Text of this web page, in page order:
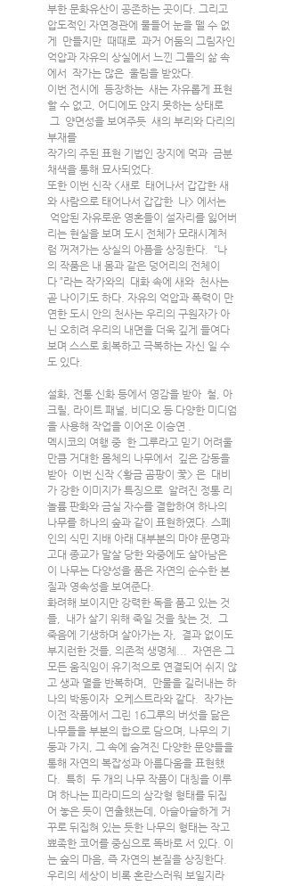
부한 문화유산이 공존하는 곳이다. 그리고
압도적인 자연경관에 물들어 눈을 뗄 수 없
게  만들지만  때때로  과거 어둠의 그림자인
억압과 자유의 상실에서 느낀 그들의 삶 속
에서  작가는 많은  울림을 받았다.
이번 전시에  등장하는  새는 자유롭게 표현
할 수 없고, 어디에도 앉지 못하는 상태로
그  양면성을 보여주듯  새의 부리와 다리의
부재를
작가의 주된 표현 기법인 장지에 먹과  금분
채색을 통해 묘사되었다.
또한 이번 신작 <새로  태어나서 갑갑한 새
와 사람으로 태어나서 갑갑한  나> 에서는
억압된 자유로운 영혼들이 설자리를 잃어버
리는 현실을 보며 도시 전체가 모래시계처
럼 꺼져가는 상실의 아픔을 상징한다.  “나
의 작품은 내 몸과 같은 덩어리의 전체이
다 ”라는 작가와의  대화 속에 새와  천사는
곧 나이기도 하다. 자유의 억압과 폭력이 만
연한 도시 안의 천사는 우리의 구원자가 아
닌 오히려 우리의 내면을 더욱 깊게 들여다
보며 스스로 회복하고 극복하는 자신 일 수
도 있다.
설화, 전통 신화 등에서 영감을 받아  철, 아
크릴, 라이트 패널, 비디오 등 다양한 미디엄
을 사용해 작업을 이어온 이승연 .
멕시코의 여행 중  한 그루라고 믿기 어려울
만큼 거대한 몸체의 나무에서  깊은 감동을
받아  이번 신작 <황금 곰팡이 꽃> 은  대비
가 강한 이미지가 특징으로  알려진 정통 리
놀륨 판화와 금실 자수를 결합하여 하나의
나무를 하나의 숲과 같이 표현하였다. 스페
인의 식민 지배 아래 대부분의 마야 문명과
고대 종교가 말살 당한 와중에도 살아남은
이 나무는 다양성을 품은 자연의 순수한 본
질과 영속성을 보여준다.
화려해 보이지만 강력한 독을 품고 있는 것
들,  내가 살기 위해 죽일 것을 찾는 것,  그
죽음에 기생하며 살아가는 자,  결과 없이도
부지런한 것들, 의존적 생명체...  자연은 그
모든 움직임이 유기적으로 연결되어 쉬지 않
고 생과 멸을 반복하며,  만물을 길러내는 하
나의 박동이자  오케스트라와 같다.  작가는
이전 작품에서 그린 16그루의 버섯을 닮은
나무들을 부분의 합으로 담으며, 나무의 기
둥과 가지, 그 속에 숨겨진 다양한 문양들을
통해 자연의 복잡성과 아름다움을 표현했
다.  특히  두 개의 나무 작품이 대칭을 이루
며 하나는 피라미드의 삼각형 형태를 뒤집
어 놓은 듯이 연출했는데, 아슬아슬하게 거
꾸로 뒤집혀 있는 듯한 나무의 형태는 작고
뾰족한 코어를 중심으로 똑바로 서 있다. 이
는 숲의 마음, 즉 자연의 본질을 상징한다.
우리의 세상이 비록 혼란스러워 보일지라